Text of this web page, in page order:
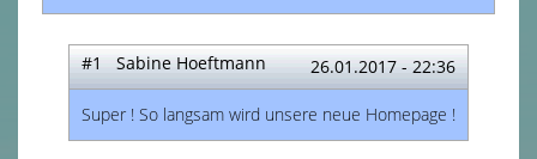
#1 Sabine Hoeftmann 26.01.2017 - 22:36
Super ! So langsam wird unsere neue Homepage !